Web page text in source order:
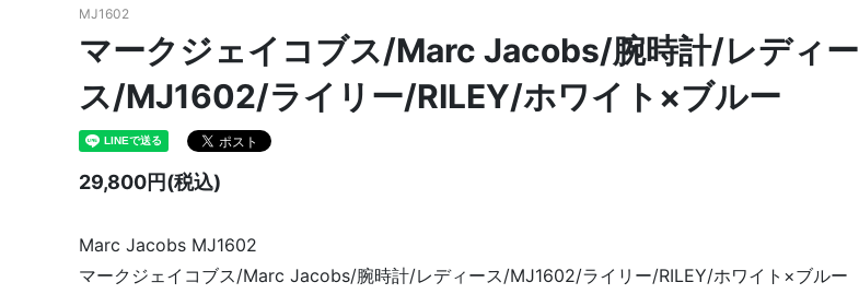
MJ1602
マークジェイコブス/Marc Jacobs/腕時計/レディー
ス/MJ1602/ライリー/RILEY/ホワイト×ブルー
29,800円(税込)
Marc Jacobs MJ1602
マークジェイコブス/Marc Jacobs/腕時計/レディース/MJ1602/ライリー/RILEY/ホワイト×ブルー